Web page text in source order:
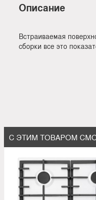
Описание
Встраиваемая
сборки все это
С ЭТИМ ТОВАРОМ